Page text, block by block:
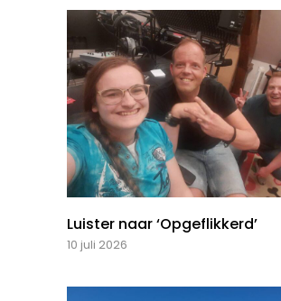
Luister naar ‘Opgeflikkerd’
10 juli 2026